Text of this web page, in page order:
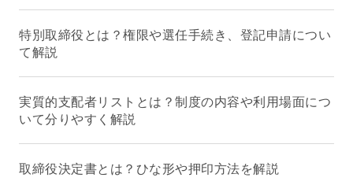
特別取締役とは？権限や選任手続き、登記申請につい
て解説
実質的支配者リストとは？制度の内容や利用場面につ
いて分りやすく解説
取締役決定書とは？ひな形や押印方法を解説